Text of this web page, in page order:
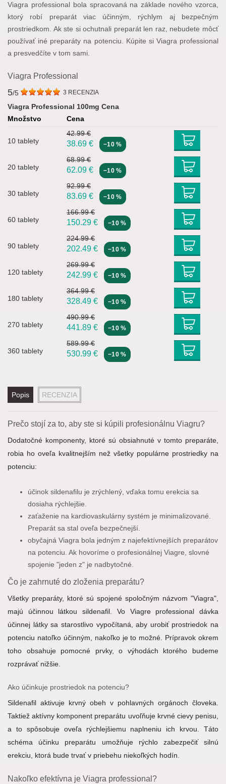
Viagra professional bola spracovaná na základe nového vzorca,
ktorý robí preparát viac účinným, rýchlym aj bezpečným
prostriedkom. Ak ste si ochutnali preparát len raz, nebudete môcť
používať iné preparáty na potenciu. Kúpite si Viagra professional
a presvedčíte v tom sami.
Viagra Professional
5/5 3 RECENZIA
Viagra Professional 100mg Cena
Množstvo
Cena
10 tablety
42.99 €
38.69 € −10 %
20 tablety
68.99 €
62.09 € −10 %
30 tablety
92.99 €
83.69 € −10 %
60 tablety
166.99 €
150.29 € −10 %
90 tablety
224.99 €
202.49 € −10 %
120 tablety
269.99 €
242.99 € −10 %
180 tablety
364.99 €
328.49 € −10 %
270 tablety
490.99 €
441.89 € −10 %
360 tablety
589.99 €
530.99 € −10 %
Popis RECENZIA
Prečo stojí za to, aby ste si kúpili profesionálnu Viagru?
Dodatočné komponenty, ktoré sú obsiahnuté v tomto preparáte,
robia ho oveľa kvalitnejším než všetky populárne prostriedky na
potenciu:
účinok sildenafilu je zrýchlený, vďaka tomu erekcia sa
dosiaha rýchlejšie.
zaťaženie na kardiovaskulárny systém je minimalizované.
Preparát sa stal oveľa bezpečnejší.
obyčajná Viagra bola jedným z najefektívnejších preparátov
na potenciu. Ak hovoríme o profesionálnej Viagre, slovné
spojenie "jeden z" je nadbytočné.
Čo je zahrnuté do zloženia preparátu?
Všetky preparáty, ktoré sú spojené spoločným názvom "Viagra",
majú účinnou látkou sildenafil. Vo Viagre professional dávka
účinnej látky sa starostlivo vypočítaná, aby urobiť prostriedok na
potenciu natoľko účinným, nakoľko je to možné. Prípravok okrem
toho obsahuje pomocné prvky, o výhodách ktorého budeme
rozprávať nižšie.
Ako účinkuje prostriedok na potenciu?
Sildenafil aktivuje krvný obeh v pohlavných orgánoch človeka.
Taktiež aktívny komponent preparátu uvoľňuje krvné cievy penisu,
a to spôsobuje oveľa rýchlejšiemu naplneniu ich krvou. Táto
schéma účinku preparátu umožňuje rýchlo zabezpečiť silnú
erekciu, ktorá bude trvať v priebehu niekoľkých hodín.
Nakoľko efektívna je Viagra professional?